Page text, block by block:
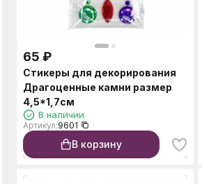
65 ₽
Стикеры для декорирования
Драгоценные камни размер
4,5*1,7см
В наличии
Артикул:9601
В корзину